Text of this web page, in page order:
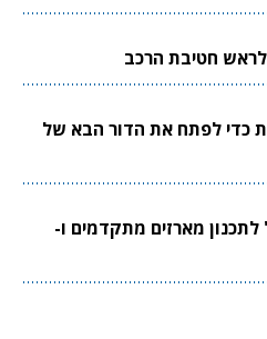
לראש חטיבת הרכב
כדי לפתח את הדור הבא של
מארזים מתקדמים ו-